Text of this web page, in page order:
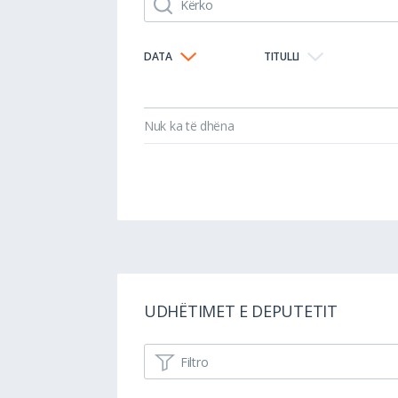
DATA TITULLI
Nuk ka të dhëna
UDHËTIMET E DEPUTETIT
Filtro